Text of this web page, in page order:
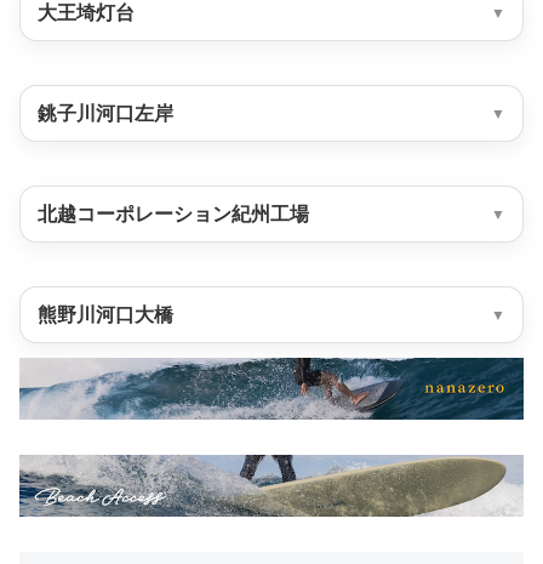
大王埼灯台
銚子川河口左岸
北越コーポレーション紀州工場
熊野川河口大橋